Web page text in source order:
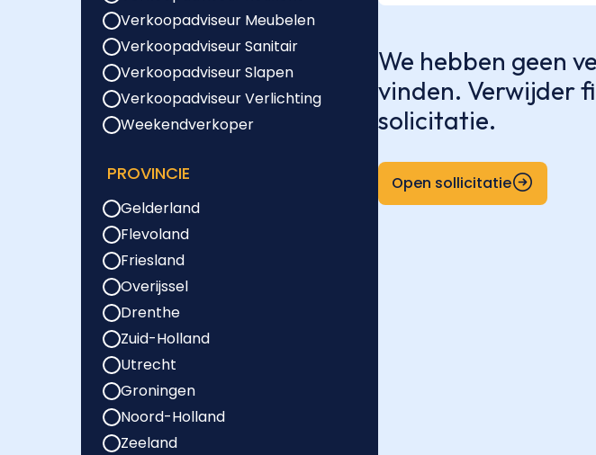
Verkoopadviseur Meubelen
Verkoopadviseur Sanitair
Verkoopadviseur Slapen
Verkoopadviseur Verlichting
Weekendverkoper
PROVINCIE
Gelderland
Flevoland
Friesland
Overijssel
Drenthe
Zuid-Holland
Utrecht
Groningen
Noord-Holland
Zeeland
We hebben geen
vinden. Verwijder
solicitatie.
Open sollicitatie